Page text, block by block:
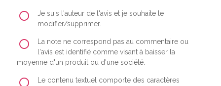
Je suis l'auteur de l'avis et je souhaite le
modifier/supprimer.
La note ne correspond pas au commentaire ou
l'avis est identifié comme visant à baisser la
moyenne d'un produit ou d'une société.
Le contenu textuel comporte des caractères